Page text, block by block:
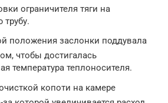
ограничителя тяги на
положения заслонки поддувала
чтобы достигалась
температура теплоносителя.
копоти на камере